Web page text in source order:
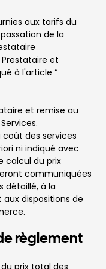
aux tarifs du
de la
et
à l'article “
et remise au
des services
ni indiqué avec
calcul du prix
communiquées
détaillé, à la
dispositions de
règlement
prix total des